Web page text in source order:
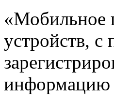
«Мобильное
устройств,
информацию